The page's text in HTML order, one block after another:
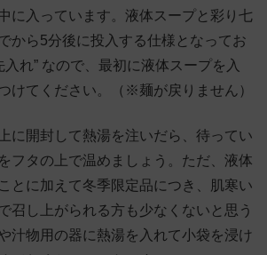
に入っています。液体スープと彩り七
から5分後に投入する仕様となってお
入れ” なので、最初に液体スープを入
けてください。（※麺が戻りません）
に開封して熱湯を注いだら、待ってい
フタの上で温めましょう。ただ、液体
とに加えて冬季限定品につき、肌寒い
召し上がられる方も少なくないと思う
汁物用の器に熱湯を入れて小袋を浸け